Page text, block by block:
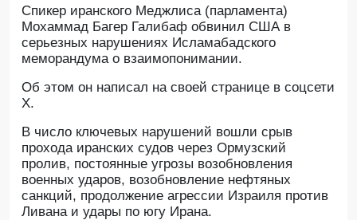
Спикер иранского Меджлиса (парламента)
Мохаммад Багер Галибаф обвинил США в
серьезных нарушениях Исламабадского
меморандума о взаимопонимании.
Oб этом он написал на своей странице в соцсети
X.
В число ключевых нарушений вошли срыв
прохода иранских судов через Ормузский
пролив, постоянные угрозы возобновления
военных ударов, возобновление нефтяных
санкций, продолжение агрессии Израиля против
Ливана и удары по югу Ирана.